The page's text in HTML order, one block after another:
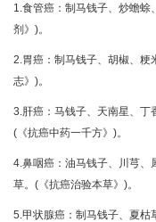
1.食管癌：制马钱子、炒蟾蜍
剂》)。
2.胃癌：制马钱子、胡椒、粳
志》)。
3.肝癌：马钱子、天南星、丁
(《抗癌中药一千方》)。
4.鼻咽癌：油马钱子、川芎、
草。(《抗癌治验本草》)。
5.甲状腺癌：制马钱子、夏枯